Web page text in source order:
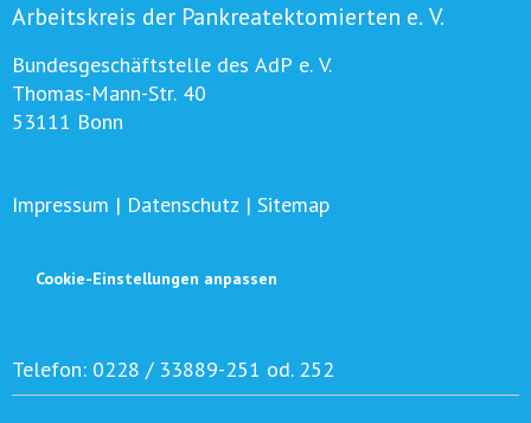
Arbeitskreis der Pankreatektomierten e. V.
Bundesgeschäftstelle des AdP e. V.
Thomas-Mann-Str. 40
53111 Bonn
Impressum | Datenschutz | Sitemap
Cookie-Einstellungen anpassen
Telefon: 0228 / 33889-251 od. 252